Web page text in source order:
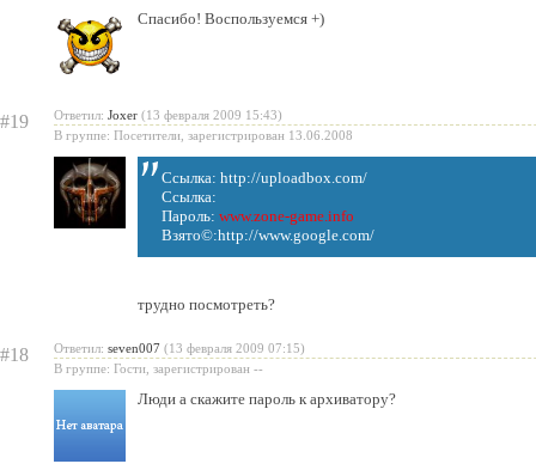
Спасибо! Воспользуемся +)
#19 Ответил: Joxer (13 февраля 2009 15:43)
В группе: Посетители, зарегистрирован 13.06.2008
Ссылка: http://uploadbox.com/
Ссылка:
Пароль: www.zone-game.info
Взято©:http://www.google.com/
трудно посмотреть?
#18 Ответил: seven007 (13 февраля 2009 07:15)
В группе: Гости, зарегистрирован --
Люди а скажите пароль к архиватору?